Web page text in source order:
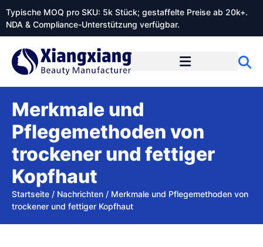
Typische MOQ pro SKU: 5k Stück; gestaffelte Preise ab 20k+.
NDA & Compliance-Unterstützung verfügbar.
Merkmale und
Pflegemethoden von
trockener und fettiger
Kopfhaut
Startseite / Nachrichten / Merkmale und Pflegemethoden von
trockener und fettiger Kopfhaut